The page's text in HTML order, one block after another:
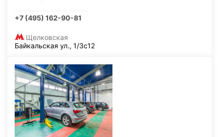
+7 (495) 162-90-81
Щелковская
Байкальская ул., 1/3с12